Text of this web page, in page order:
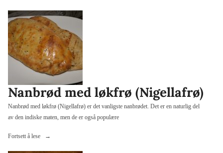
koriander»
Nanbrød med løkfrø (Nigellafrø)
Nanbrød med løkfrø (Nigellafrø) er det vanligste nanbrødet. Det er en naturlig del
av den indiske maten, men de er også populære
Fortsett å lese
«Nanbrød